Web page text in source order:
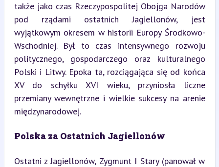
także jako czas Rzeczypospolitej Obojga Narodów
pod rządami ostatnich Jagiellonów, jest
wyjątkowym okresem w historii Europy Środkowo-
Wschodniej. Był to czas intensywnego rozwoju
politycznego, gospodarczego oraz kulturalnego
Polski i Litwy. Epoka ta, rozciągająca się od końca
XV do schyłku XVI wieku, przyniosła liczne
przemiany wewnętrzne i wielkie sukcesy na arenie
międzynarodowej.
Polska za Ostatnich Jagiellonów
Ostatni z Jagiellonów, Zygmunt I Stary (panował w